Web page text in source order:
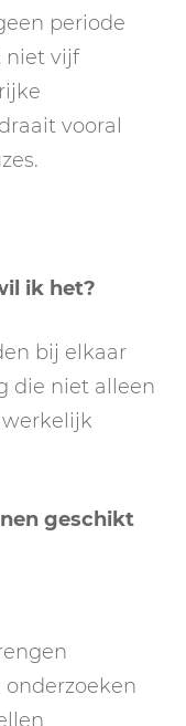
periode
niet vijf
vooral
ik het?
bij elkaar
die niet alleen
geschikt